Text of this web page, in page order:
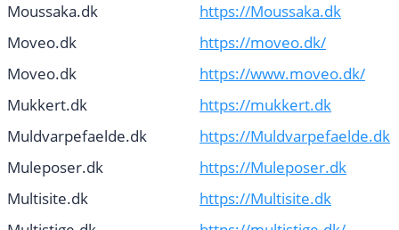
Moussaka.dk
https://Moussaka.dk
Moveo.dk
https://moveo.dk/
Moveo.dk
https://www.moveo.dk/
Mukkert.dk
https://mukkert.dk
Muldvarpefaelde.dk
https://Muldvarpefaelde.dk
Muleposer.dk
https://Muleposer.dk
Multisite.dk
https://Multisite.dk